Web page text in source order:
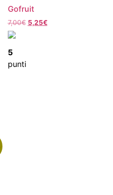
Gofruit
7,00€ 5,25€
5
punti